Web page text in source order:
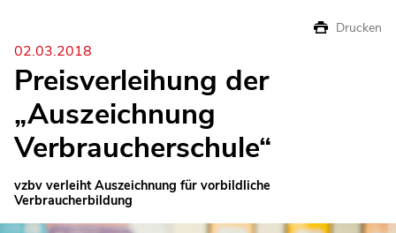
Drucken
02.03.2018
Preisverleihung der
„Auszeichnung
Verbraucherschule“
vzbv verleiht Auszeichnung für vorbildliche
Verbraucherbildung